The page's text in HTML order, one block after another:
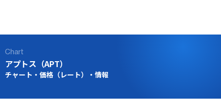
Chart
アプトス（APT）
チャート・価格（レート）・情報